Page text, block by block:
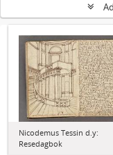
Nicodemus Tessin d.y:
Resedagbok